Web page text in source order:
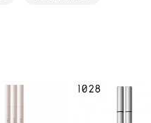
網址：
引起之損失，本公司不負相關責
個別帳號之用戶狀況，依本公司即